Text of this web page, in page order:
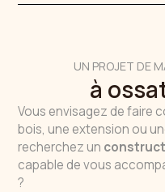
UN PROJET DE
à
Vous envisagez de faire
bois, une extension ou
recherchez un
capable de vous
?